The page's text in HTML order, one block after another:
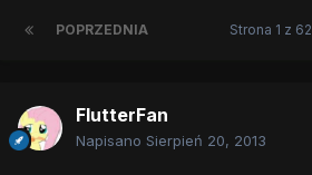
POPRZEDNIA Strona 1 z 62
FlutterFan
Napisano Sierpień 20, 2013